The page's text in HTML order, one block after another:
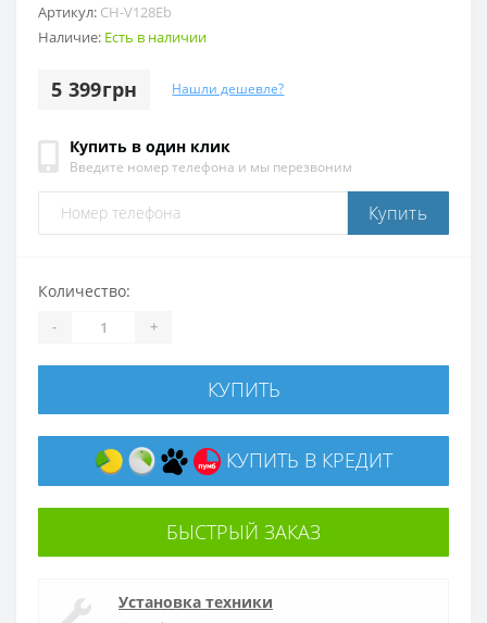
Артикул: CH-V128Eb
Наличие: Есть в наличии
5 399грн Нашли дешевле?
Купить в один клик
Введите номер телефона и мы перезвоним
Купить
Количество:
- +
КУПИТЬ
КУПИТЬ В КРЕДИТ
БЫСТРЫЙ ЗАКАЗ
Установка техники